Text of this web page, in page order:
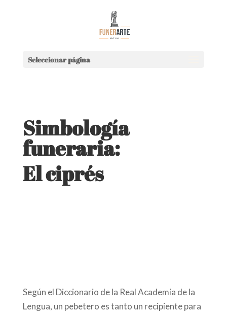
Seleccionar página
Simbología
funeraria:
El ciprés
Según el Diccionario de la Real Academia de la
Lengua, un pebetero es tanto un recipiente para